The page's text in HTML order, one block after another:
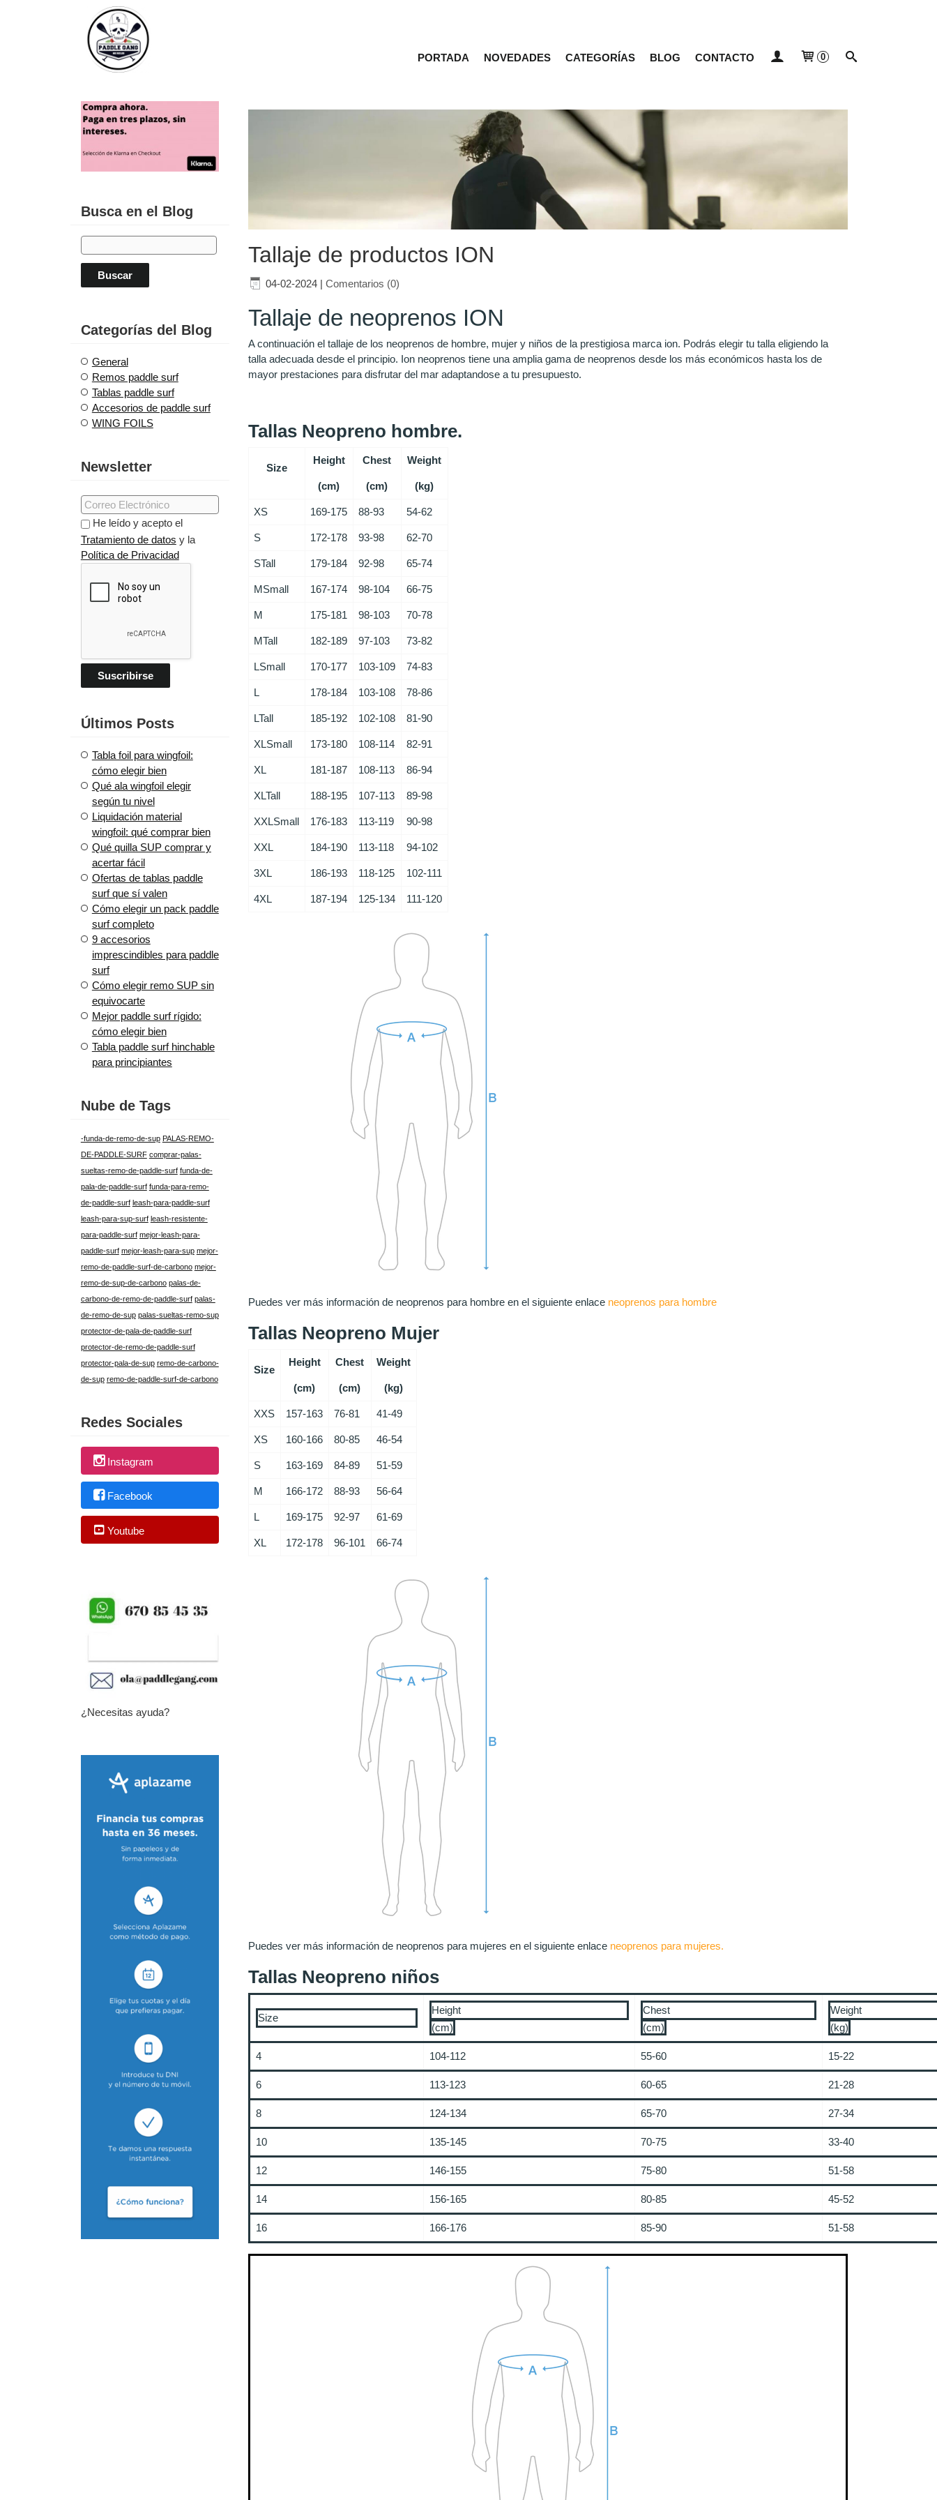
PORTADA NOVEDADES CATEGORÍAS BLOG CONTACTO 0
Busca en el Blog
Categorías del Blog
General
Remos paddle surf
Tablas paddle surf
Accesorios de paddle surf
WING FOILS
Newsletter
He leído y acepto el
Tratamiento de datos y la
Política de Privacidad
Últimos Posts
Tabla foil para wingfoil:
cómo elegir bien
Qué ala wingfoil elegir
según tu nivel
Liquidación material
wingfoil: qué comprar bien
Qué quilla SUP comprar y
acertar fácil
Ofertas de tablas paddle
surf que sí valen
Cómo elegir un pack paddle
surf completo
9 accesorios
imprescindibles para paddle
surf
Cómo elegir remo SUP sin
equivocarte
Mejor paddle surf rígido:
cómo elegir bien
Tabla paddle surf hinchable
para principiantes
Nube de Tags
-funda-de-remo-de-sup PALAS-REMO-
DE-PADDLE-SURF comprar-palas-
sueltas-remo-de-paddle-surf funda-de-
pala-de-paddle-surf funda-para-remo-
de-paddle-surf leash-para-paddle-surf
leash-para-sup-surf leash-resistente-
para-paddle-surf mejor-leash-para-
paddle-surf mejor-leash-para-sup mejor-
remo-de-paddle-surf-de-carbono mejor-
remo-de-sup-de-carbono palas-de-
carbono-de-remo-de-paddle-surf palas-
de-remo-de-sup palas-sueltas-remo-sup
protector-de-pala-de-paddle-surf
protector-de-remo-de-paddle-surf
protector-pala-de-sup remo-de-carbono-
de-sup remo-de-paddle-surf-de-carbono
Redes Sociales
Instagram
Facebook
Youtube
¿Necesitas ayuda?
Tallaje de productos ION
04-02-2024| Comentarios (0)
Tallaje de neoprenos ION
A continuación el tallaje de los neoprenos de hombre, mujer y niños de la prestigiosa marca ion. Podrás elegir tu talla eligiendo la
talla adecuada desde el principio. Ion neoprenos tiene una amplia gama de neoprenos desde los más económicos hasta los de
mayor prestaciones para disfrutar del mar adaptandose a tu presupuesto.
Tallas Neopreno hombre.
Size
Height
(cm)
Chest
(cm)
Weight
(kg)
XS 169-175 88-93 54-62
S 172-178 93-98 62-70
STall 179-184 92-98 65-74
MSmall 167-174 98-104 66-75
M 175-181 98-103 70-78
MTall 182-189 97-103 73-82
LSmall 170-177 103-109 74-83
L 178-184 103-108 78-86
LTall 185-192 102-108 81-90
XLSmall 173-180 108-114 82-91
XL 181-187 108-113 86-94
XLTall 188-195 107-113 89-98
XXLSmall 176-183 113-119 90-98
XXL 184-190 113-118 94-102
3XL 186-193 118-125 102-111
4XL 187-194 125-134 111-120
Puedes ver más información de neoprenos para hombre en el siguiente enlace neoprenos para hombre
Tallas Neopreno Mujer
Size
Height
(cm)
Chest
(cm)
Weight
(kg)
XXS 157-163 76-81 41-49
XS 160-166 80-85 46-54
S 163-169 84-89 51-59
M 166-172 88-93 56-64
L 169-175 92-97 61-69
XL 172-178 96-101 66-74
Puedes ver más información de neoprenos para mujeres en el siguiente enlace neoprenos para mujeres.
Tallas Neopreno niños
Size
Height
(cm)
Chest
(cm)
Weight
(kg)
4 104-112 55-60 15-22
6 113-123 60-65 21-28
8 124-134 65-70 27-34
10 135-145 70-75 33-40
12 146-155 75-80 51-58
14 156-165 80-85 45-52
16 166-176 85-90 51-58